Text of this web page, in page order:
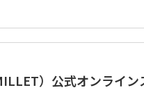
）公式オンライン